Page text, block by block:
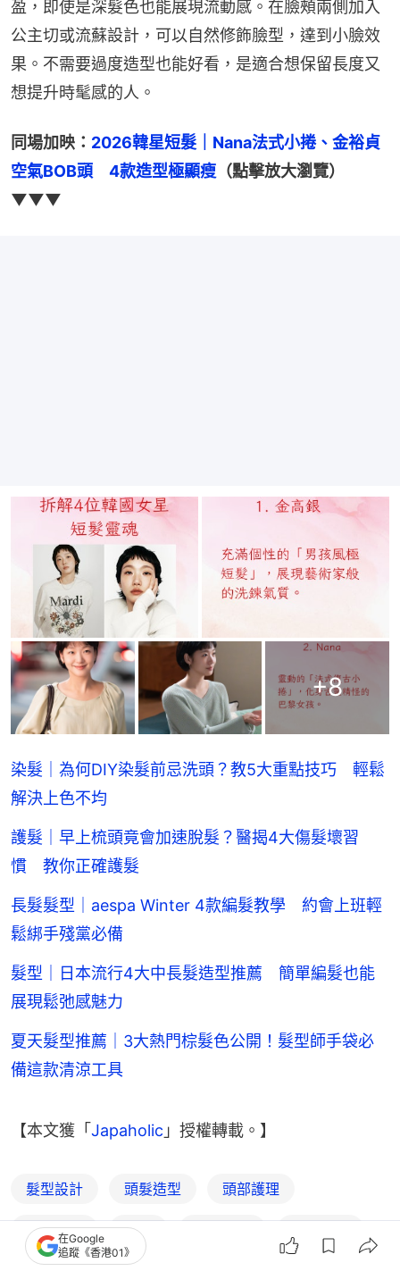
盈，即使是深髮色也能展現流動感。在臉頰兩側加入
公主切或流蘇設計，可以自然修飾臉型，達到小臉效
果。不需要過度造型也能好看，是適合想保留長度又
想提升時髦感的人。
同場加映： 2026韓星短髮｜Nana法式小捲、金裕貞
空氣BOB頭　4款造型極顯瘦 （點擊放大瀏覽）
▼▼▼
+8
染髮｜為何DIY染髮前忌洗頭？教5大重點技巧 輕鬆
解決上色不均
護髮｜早上梳頭竟會加速脫髮？醫揭4大傷髮壞習
慣 教你正確護髮
長髮髮型｜aespa Winter 4款編髮教學 約會上班輕
鬆綁手殘黨必備
髮型｜日本流行4大中長髮造型推薦 簡單編髮也能
展現鬆弛感魅力
夏天髮型推薦｜3大熱門棕髮色公開！髮型師手袋必
備這款清涼工具
【本文獲「Japaholic 」授權轉載。】
髮型設計 頭髮造型 頭部護理
美妝穿搭 美容
在Google
追蹤《香港01》